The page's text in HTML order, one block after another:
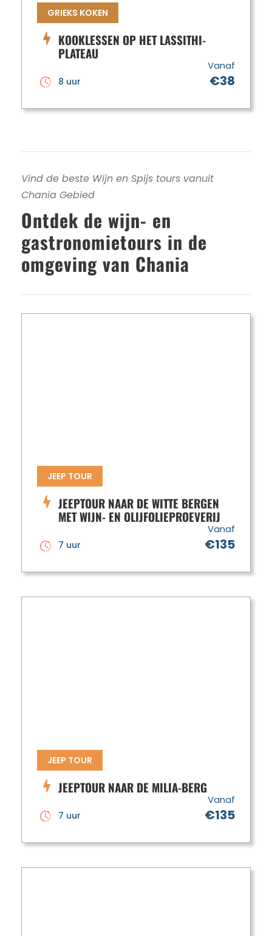
GRIEKS KOKEN
KOOKLESSEN OP HET LASSITHI-
PLATEAU
Vanaf
€38
8 uur
Vind de beste Wijn en Spijs tours vanuit
Chania Gebied
Ontdek de wijn- en
gastronomietours in de
omgeving van Chania
JEEP TOUR
JEEPTOUR NAAR DE WITTE BERGEN
MET WIJN- EN OLIJFOLIEPROEVERIJ
Vanaf
€135
7 uur
JEEP TOUR
JEEPTOUR NAAR DE MILIA-BERG
Vanaf
€135
7 uur